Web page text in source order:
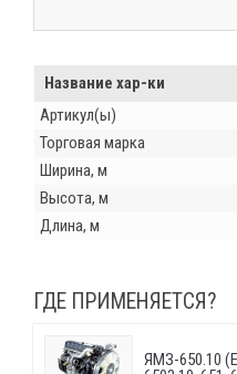
Название хар-ки
Артикул(ы)
Торговая марка
Ширина, м
Высота, м
Длина, м
ГДЕ ПРИМЕНЯЕТСЯ?
ЯМЗ-650.10